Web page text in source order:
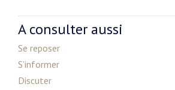
A consulter aussi
Se reposer
S’informer
Discuter